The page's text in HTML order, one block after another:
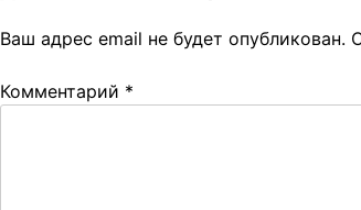
Ваш адрес email не будет опубликован.
Комментарий *